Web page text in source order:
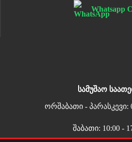
Whatsapp
სამუშაო
ორშაბათი - პარასკევი:
შაბათი: 10:00 -